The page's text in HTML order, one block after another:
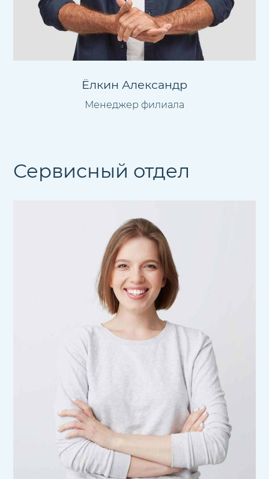
Ёлкин Александр
Менеджер филиала
Сервисный отдел